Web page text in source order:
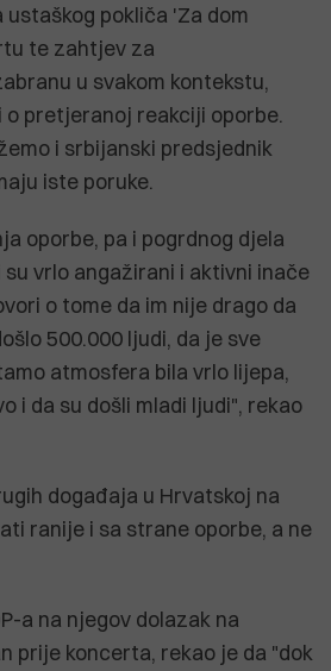
pokliča 'Za dom
te zahtjev za
u svakom kontekstu,
o pretjeranoj reakciji oporbe.
i srbijanski predsjednik
iste poruke.
oporbe, pa i pogrdnog djela
su vrlo angažirani i aktivni inače
o tome da im nije drago da
500.000 ljudi, da je sve
atmosfera bila vrlo lijepa,
i da su došli mladi ljudi", rekao
događaja u Hrvatskoj na
ranije i sa strane oporbe, a ne
a na njegov dolazak na
prije koncerta, rekao je da "dok